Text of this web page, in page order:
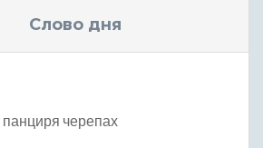
Слово дня
черепах